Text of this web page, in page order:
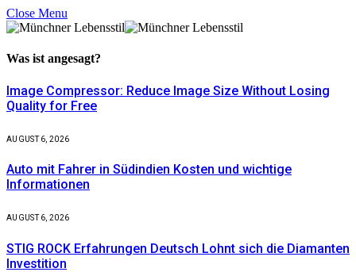
Close Menu
Was ist angesagt?
Image Compressor: Reduce Image Size Without Losing
Quality for Free
AUGUST 6, 2026
Auto mit Fahrer in Südindien Kosten und wichtige
Informationen
AUGUST 6, 2026
STIG ROCK Erfahrungen Deutsch Lohnt sich die Diamanten
Investition